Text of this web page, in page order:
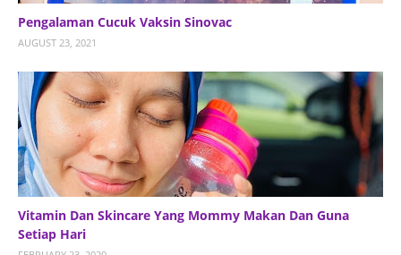
Pengalaman Cucuk Vaksin Sinovac
AUGUST 23, 2021
Vitamin Dan Skincare Yang Mommy Makan Dan Guna
Setiap Hari